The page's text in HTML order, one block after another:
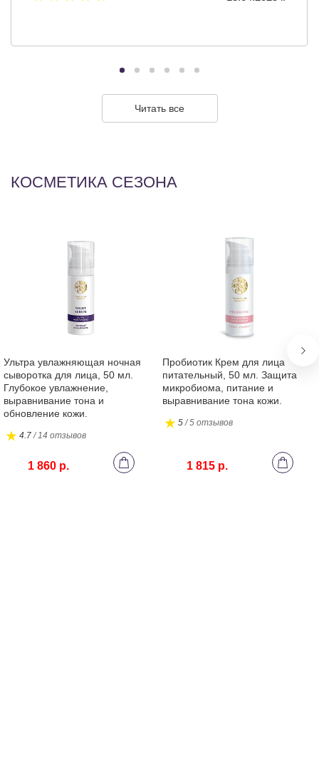
Читать все
КОСМЕТИКА СЕЗОНА
Ультра увлажняющая ночная
сыворотка для лица, 50 мл.
Глубокое увлажнение,
выравнивание тона и
обновление кожи.
4.7/ 14 отзывов
1 860 р.
Пробиотик Крем для лица
питательный, 50 мл. Защита
микробиома, питание и
выравнивание тона кожи.
5/ 5 отзывов
1 815 р.